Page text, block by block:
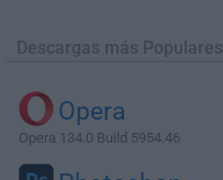
Descargas más Populares
Opera
Opera 134.0 Build 5954.46